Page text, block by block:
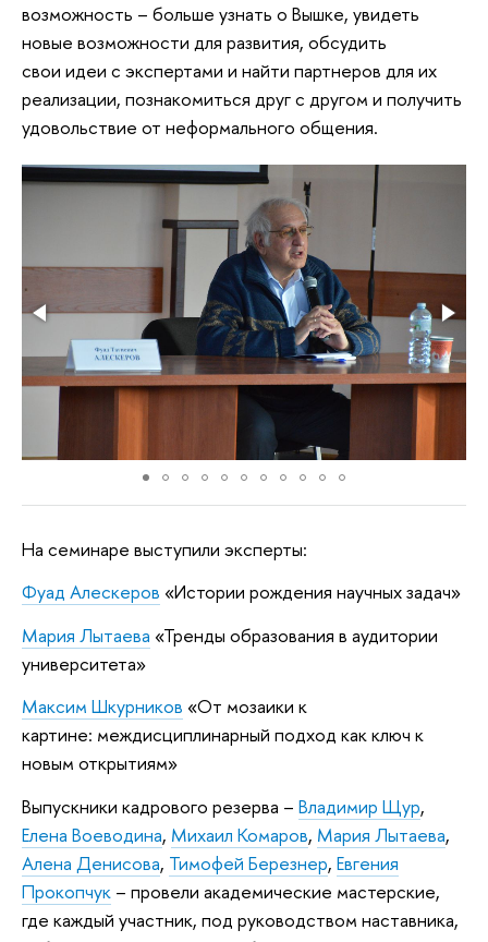
возможность – больше узнать о Вышке, увидеть
новые возможности для развития, обсудить
свои идеи с экспертами и найти партнеров для их
реализации, познакомиться друг с другом и получить
удовольствие от неформального общения.
На семинаре выступили эксперты:
Фуад Алескеров «Истории рождения научных задач»
Мария Лытаева «Тренды образования в аудитории
университета»
Максим Шкурников «От мозаики к
картине: междисциплинарный подход как ключ к
новым открытиям»
Выпускники кадрового резерва – Владимир Щур,
Елена Воеводина, Михаил Комаров, Мария Лытаева,
Алена Денисова, Тимофей Березнер, Евгения
Прокопчук – провели академические мастерские,
где каждый участник, под руководством наставника,